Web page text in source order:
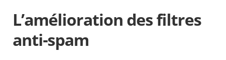
L’amélioration des filtres
anti-spam